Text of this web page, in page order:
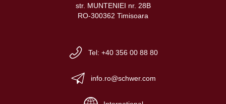
str. MUNTENIEI nr. 28B
RO-300362 Timisoara
Tel: +40 356 00 88 80
info.ro@schwer.com